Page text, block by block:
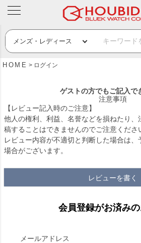
HOME ログイン
ゲストの方でもご記入で
注意事項
【レビュー記入時のご注意】
他人の権利、利益、名誉などを損ねたり、
稿することはできませんのでご注意くださ
レビュー内容が不適切と判断した場合は、
場合がございます。
レビューを書く
会員登録がお済み
メールアドレス